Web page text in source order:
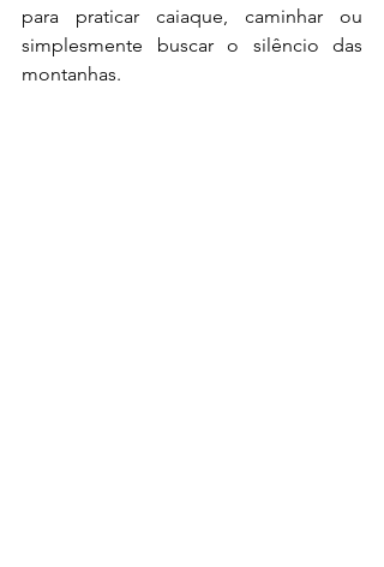
para praticar caiaque, caminhar ou
simplesmente buscar o silêncio das
montanhas.